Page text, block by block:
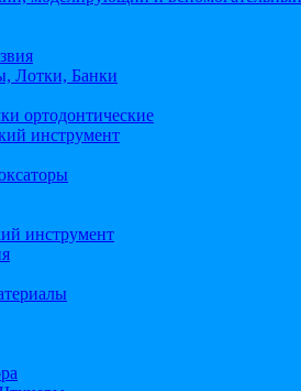
Лотки, Банки
ортодонтические
инструмент
инструмент